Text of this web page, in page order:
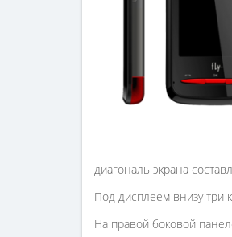
диагональ экрана
Под дисплеем внизу три
На правой боковой